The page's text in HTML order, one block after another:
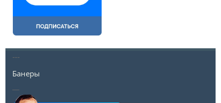
---
Банеры